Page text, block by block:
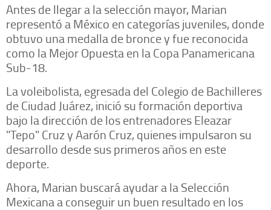
Antes de llegar a la selección mayor, Marian
representó a México en categorías juveniles, donde
obtuvo una medalla de bronce y fue reconocida
como la Mejor Opuesta en la Copa Panamericana
Sub-18.
La voleibolista, egresada del Colegio de Bachilleres
de Ciudad Juárez, inició su formación deportiva
bajo la dirección de los entrenadores Eleazar
"Tepo" Cruz y Aarón Cruz, quienes impulsaron su
desarrollo desde sus primeros años en este
deporte.
Ahora, Marian buscará ayudar a la Selección
Mexicana a conseguir un buen resultado en los